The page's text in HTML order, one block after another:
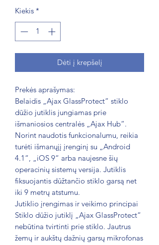
Kiekis *
Dėti į krepšelį
Prekės aprašymas:
Belaidis „Ajax GlassProtect“ stiklo
dūžio jutiklis jungiamas prie
išmaniosios centralės „Ajax Hub“.
Norint naudotis funkcionalumu, reikia
turėti išmanųjį įrenginį su „Android
4.1“, „iOS 9“ arba naujesne šių
operacinių sistemų versija. Jutiklis
fiksuojantis dūžtančio stiklo garsą net
iki 9 metrų atstumu.
Jutiklio įrengimas ir veikimo principai
Stiklo dūžio jutiklį „Ajax GlassProtect“
nebūtina tvirtinti prie stiklo. Jautrus
žemų ir aukštų dažnių garsų mikrofonas